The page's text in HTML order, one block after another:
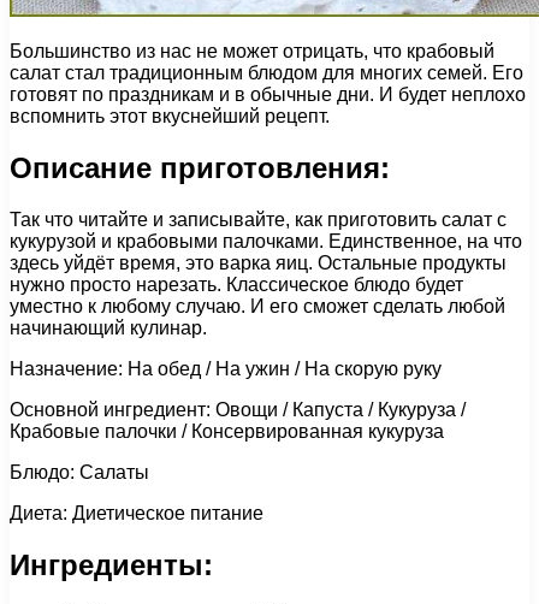
Большинство из нас не может отрицать, что крабовый
салат стал традиционным блюдом для многих семей. Его
готовят по праздникам и в обычные дни. И будет неплохо
вспомнить этот вкуснейший рецепт.
Описание приготовления:
Так что читайте и записывайте, как приготовить салат с
кукурузой и крабовыми палочками. Единственное, на что
здесь уйдёт время, это варка яиц. Остальные продукты
нужно просто нарезать. Классическое блюдо будет
уместно к любому случаю. И его сможет сделать любой
начинающий кулинар.
Назначение: На обед / На ужин / На скорую руку
Основной ингредиент: Овощи / Капуста / Кукуруза /
Крабовые палочки / Консервированная кукуруза
Блюдо: Салаты
Диета: Диетическое питание
Ингредиенты: